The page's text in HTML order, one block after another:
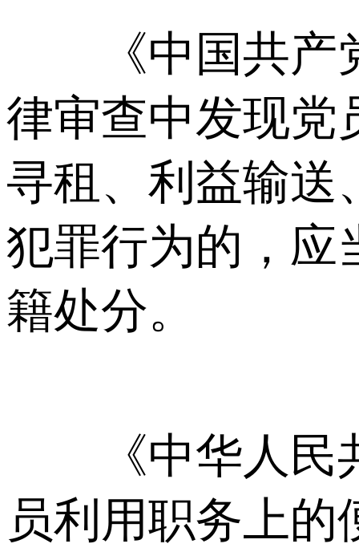
《中国共产党
律审查中发现党
寻租、利益输送
犯罪行为的，应
籍处分。
《中华人民共
员利用职务上